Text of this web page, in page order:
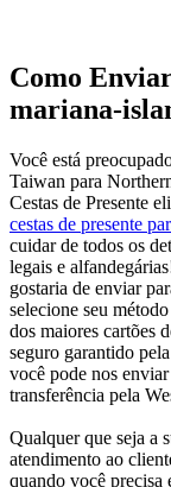
Como
mariana-
Você está
Taiwan para
Cestas de Presente
cestas de presente
cuidar de todos os
legais e
gostaria de enviar
selecione seu
dos maiores cartões
seguro garantido
você pode nos
transferência pela
Qualquer que seja a
atendimento ao
quando você precisa